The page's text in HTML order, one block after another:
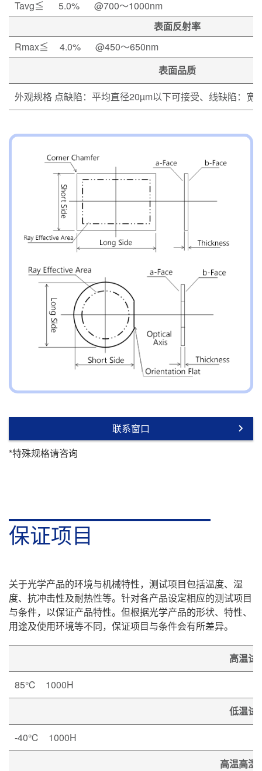
Tavg≦ 5.0%
@700～1000nm
表面反射率
Rmax≦
4.0%
@450～650nm
表面品质
外观规格 点缺陷：平均直径20µm以下可接受、线缺陷：宽
联系窗口
*特殊规格请咨询
保证项目
关于光学产品的环境与机械特性，测试项目包括温度、湿
度、抗冲击性及耐热性等。针对各产品设定相应的测试项目
与条件，以保证产品特性。但根据光学产品的形状、特性、
用途及使用环境等不同，保证项目与条件会有所差异。
高温试
85℃ 1000H
低温试
-40℃ 1000H
高温高湿